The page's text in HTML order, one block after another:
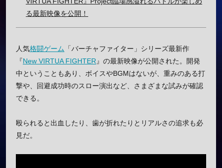
る最新映像を公開！
人気格闘ゲーム
「バーチャファイター」シリーズ最新作
『New VIRTUA FIGHTER 』の最新映像が公開された。開発
中ということもあり、ボイスやBGMはないが、重みのある打
撃や、回避成功時のスロー演出など、さまざまな試みが確認
できる。
殴られると出血したり、歯が折れたりとリアルさの追求も必
見だ。